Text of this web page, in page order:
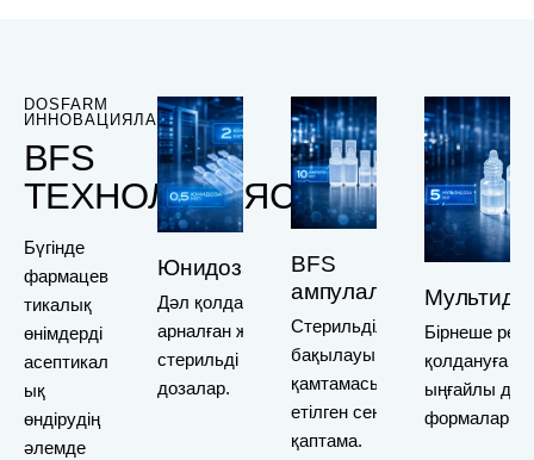
DOSFARM
ИННОВАЦИЯЛАРЫ
BFS
ТЕХНОЛОГИЯСЫ
Бүгінде
фармацев
тикалық
өнімдерді
асептикал
ық
өндірудің
әлемде
Юнидозалар
Дәл қолдануға
арналған жеке
стерильді
дозалар.
BFS
ампулалары
Стерильділік
бақылауы
қамтамасыз
етілген сенімді
қаптама.
Бірнеше рет
қолдануға
ыңғайлы
формалар.